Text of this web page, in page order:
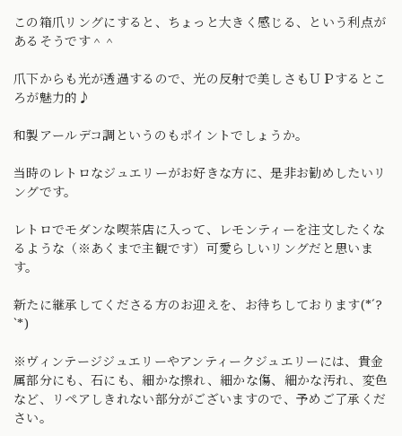
この箱爪リングにすると、ちょっと大きく感じる、という利点が
あるそうです＾＾
爪下からも光が透過するので、光の反射で美しさもＵＰするとこ
ろが魅力的♪
和製アールデコ調というのもポイントでしょうか。
当時のレトロなジュエリーがお好きな方に、是非お勧めしたいリ
ングです。
レトロでモダンな喫茶店に入って、レモンティーを注文したくな
るような（※あくまで主観です）可愛らしいリングだと思いま
す。
新たに継承してくださる方のお迎えを、お待ちしております(*´?
`*)
※ヴィンテージジュエリーやアンティークジュエリーには、貴金
属部分にも、石にも、細かな擦れ、細かな傷、細かな汚れ、変色
など、リペアしきれない部分がございますので、予めご了承くだ
さい。